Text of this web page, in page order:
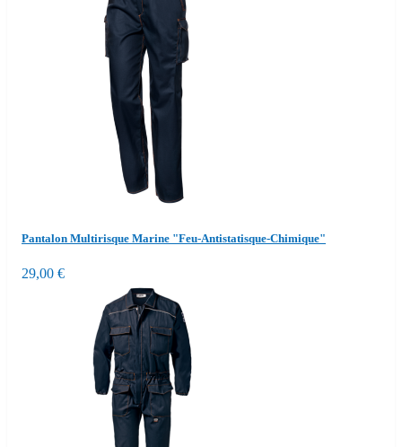
Pantalon Multirisque Marine "Feu-Antistatisque-Chimique"
29,00 €